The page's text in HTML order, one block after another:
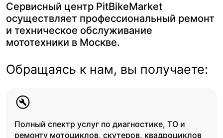
Сервисный центр PitBikeMarket
осуществляет профессиональный ремонт
и техническое обслуживание
мототехники в Москве.
Обращаясь к нам, вы получаете:
Полный спектр услуг по диагностике, ТО и
ремонту мотоциклов, скутеров, квадроциклов